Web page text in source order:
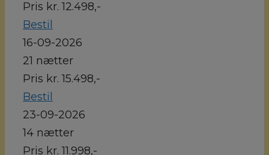
Pris kr. 12.498,-
Bestil
16-09-2026
21 nætter
Pris kr. 15.498,-
Bestil
23-09-2026
14 nætter
Pris kr. 11.998,-